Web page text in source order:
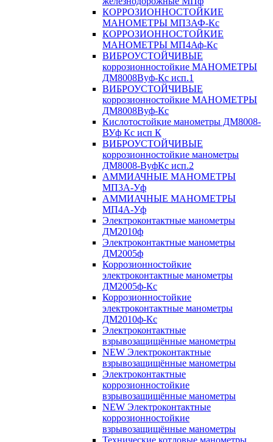
КОРРОЗИОННОСТОЙКИЕ
МАНОМЕТРЫ МП3АФ-Кс
КОРРОЗИОННОСТОЙКИЕ
МАНОМЕТРЫ МП4Аф-Кс
ВИБРОУСТОЙЧИВЫЕ
коррозионностойкие МАНОМЕТРЫ
ДМ8008Вуф-Кс исп.1
ВИБРОУСТОЙЧИВЫЕ
коррозионностойкие МАНОМЕТРЫ
ДМ8008Вуф-Кс
Кислотостойкие манометры ДМ8008-
ВУф Кс исп К
ВИБРОУСТОЙЧИВЫЕ
коррозионностойкие манометры
ДМ8008-ВуфКс исп.2
АММИАЧНЫЕ МАНОМЕТРЫ
МП3А-Уф
АММИАЧНЫЕ МАНОМЕТРЫ
МП4А-Уф
Электроконтактные манометры
ДМ2010ф
Электроконтактные манометры
ДМ2005ф
Коррозионностойкие
электроконтактные манометры
ДМ2005ф-Кс
Коррозионностойкие
электроконтактные манометры
ДМ2010ф-Кс
Электроконтактные
взрывозащищённые манометры
NEW Электроконтактные
взрывозащищённые манометры
Электроконтактные
коррозионностойкие
взрывозащищённые манометры
NEW Электроконтактные
коррозионностойкие
взрывозащищённые манометры
Технические котловые манометры